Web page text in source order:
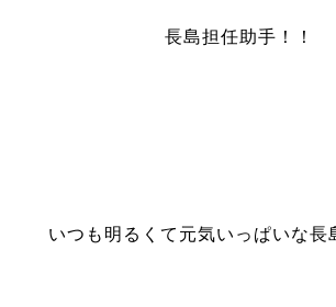
長島担任助手！！
いつも明るくて元気いっぱいな長